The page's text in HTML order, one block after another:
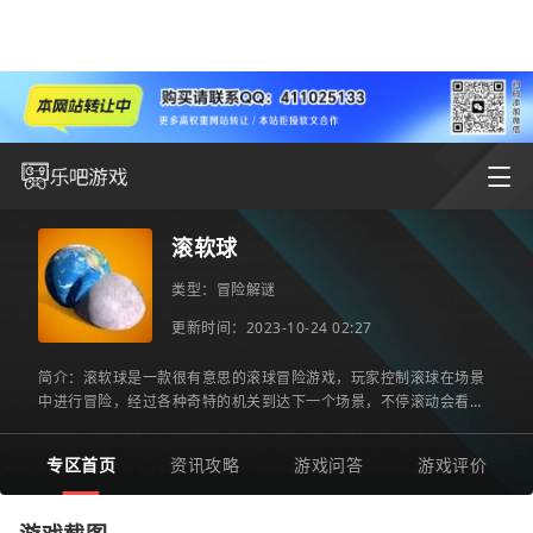
滚软球
类型： 冒险解谜
更新时间：2023-10-24 02:27
简介：滚软球是一款很有意思的滚球冒险游戏，玩家控制滚球在场景
中进行冒险，经过各种奇特的机关到达下一个场景，不停滚动会看到
专区首页 资讯攻略 游戏问答 游戏评价